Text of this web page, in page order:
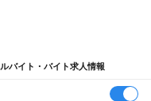
バイト・バイト求人情報